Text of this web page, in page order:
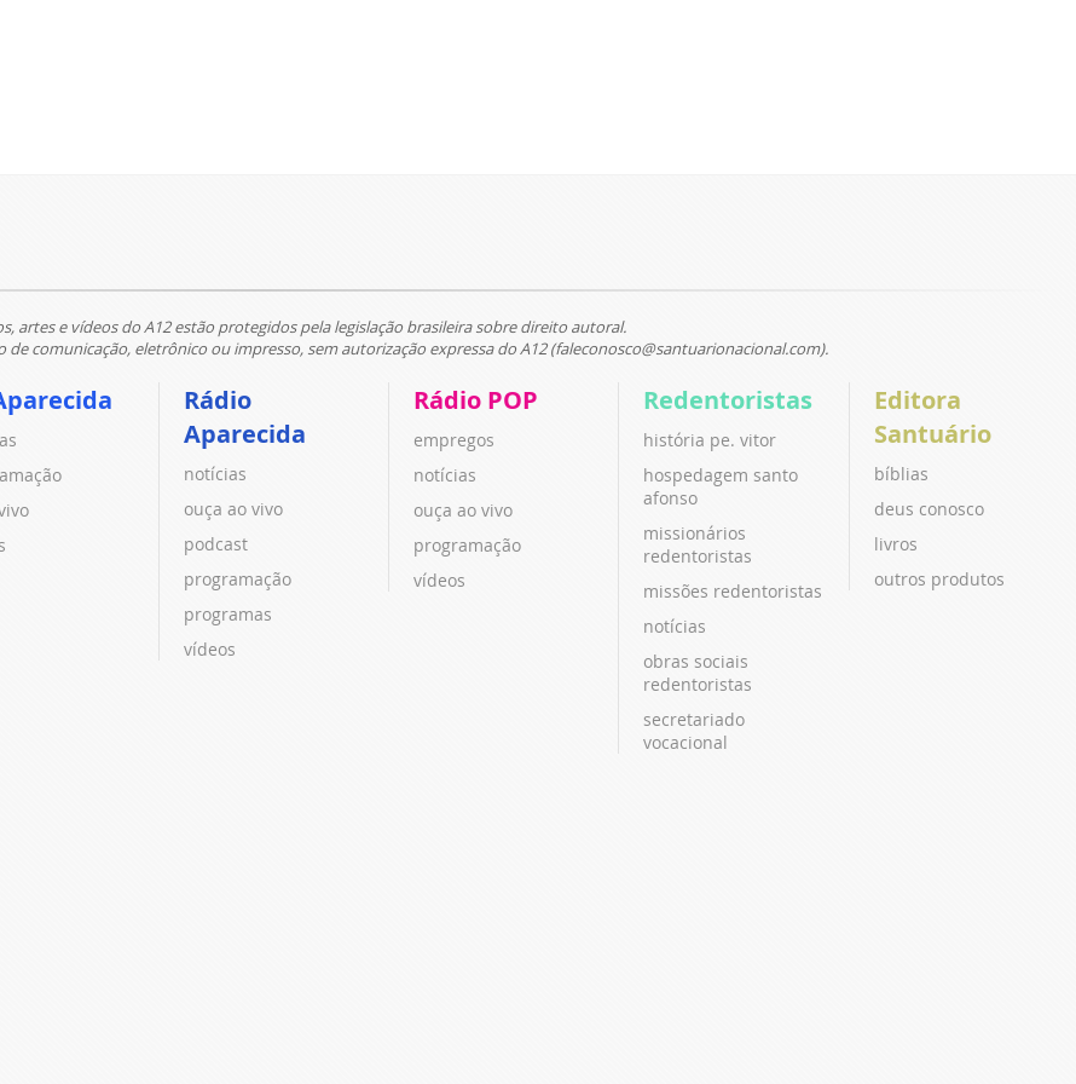
artes e vídeos do A12 estão protegidos pela legislação brasileira sobre direito autoral.
comunicação, eletrônico ou impresso, sem autorização expressa do A12 (faleconosco@santuarionacional.com).
Rádio
Aparecida
notícias
ouça ao vivo
podcast
programação
programas
vídeos
Rádio POP
empregos
notícias
ouça ao vivo
programação
vídeos
Redentoristas
história pe. vitor
hospedagem santo
afonso
missionários
redentoristas
missões redentoristas
notícias
obras sociais
redentoristas
secretariado
vocacional
Editora
Santuário
bíblias
deus conosco
livros
outros produtos